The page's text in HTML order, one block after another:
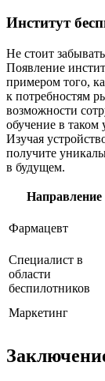
Институт
Не стоит
Появление
примером того,
к потребностям
возможности
обучение в
Изучая
получите
в будущем.
Направление
Фармацевт
Специалист в
области
беспилотников
Маркетинг